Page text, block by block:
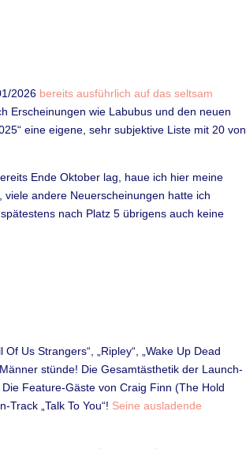
2026 bereits ausführlich auf das seltsam
Erscheinungen wie Labubus und den neuen
eine eigene, sehr subjektive Liste mit 20 von
Ende Oktober lag, haue ich hier meine
andere Neuerscheinungen hatte ich
nach Platz 5 übrigens auch keine
Us Strangers“, „Ripley“, „Wake Up Dead
stünde! Die Gesamtästhetik der Launch-
Feature-Gäste von Craig Finn (The Hold
„Talk To You“! Seine ausladende